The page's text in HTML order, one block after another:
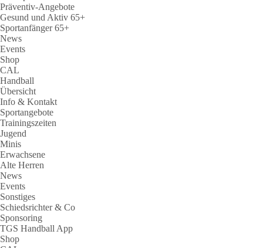
Präventiv-Angebote
Gesund und Aktiv 65+
Sportanfänger 65+
News
Events
Shop
CAL
Handball
Übersicht
Info & Kontakt
Sportangebote
Trainingszeiten
Jugend
Minis
Erwachsene
Alte Herren
News
Events
Sonstiges
Schiedsrichter & Co
Sponsoring
TGS Handball App
Shop